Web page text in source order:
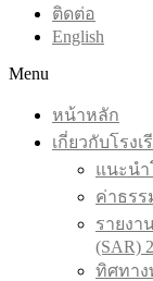
ติดต่อ
English
Menu
หน้าหลัก
เกี่ยวกับโรงเ
แนะนำ
ค่าธรร
รายงา
(SAR)
ทิศทา